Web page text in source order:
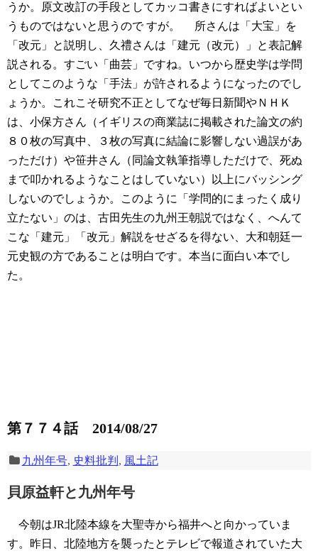
うか。原文改訂の手段としてカッコ書きにすればよいとい
うものではないと思うので すが。
所さんは「大宝」を
「改元」と説明し、久禮さんは「建元（改元）」と表記解
説される。すごい「曲芸」ですね。いつから歴史学は学問
としてこのような「手法」が許されるようになったのでし
ょうか。これこそ研究不正としてなぜ毎日新聞やＮＨＫ
は、小保方さん（イギリスの商業誌に掲載された論文の約
８０枚の写真中、３枚の写真に結論に影響しない過誤があ
っただけ）や笹井さん（同論文執筆指導しただけで、死ぬ
まで叩かれるようなことはしていない）以上にバッシング
しないのでしょうか。このように「学問的にまったく成り
立たない」のは、古田先生の九州王朝説ではなく、へんて
こな「建元」「改元」解説をせざるを得ない、大和朝廷一
元史観の方であることは明白です。本当に面白い本でし
た。
第７７４話 2014/08/27
九州年号, 史料批判 , 風土記
貝原益軒と九州年号
今朝はJR北陸本線を大聖寺から福井へと向かっていま
す。昨日、北陸地方を襲ったとテレビで報道されていた大